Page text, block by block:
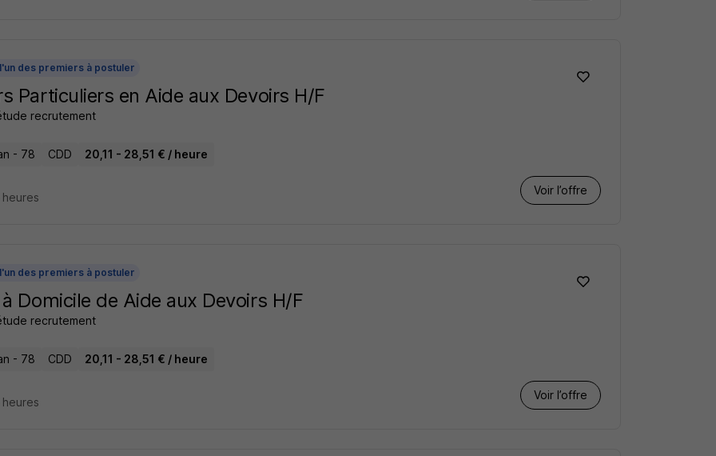
des premiers à postuler
Particuliers en Aide aux Devoirs H/F
recrutement
- 78 CDD 20,11 - 28,51 € / heure
Voir l’offre
des premiers à postuler
Domicile de Aide aux Devoirs H/F
recrutement
- 78 CDD 20,11 - 28,51 € / heure
Voir l’offre